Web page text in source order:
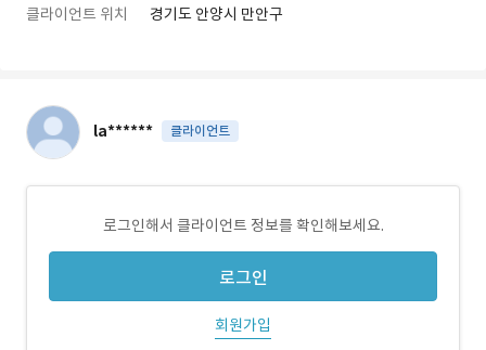
클라이언트 위치 경기도 안양시 만안구
la****** 클라이언트
로그인해서 클라이언트 정보를 확인해보세요.
로그인
회원가입